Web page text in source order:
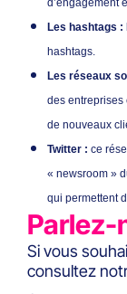
d’engagement
Les hashtags :
hashtags.
Les réseaux
des entreprises
de nouveaux
Twitter : ce
« newsroom »
qui permettent
Parlez-
Si vous
consultez